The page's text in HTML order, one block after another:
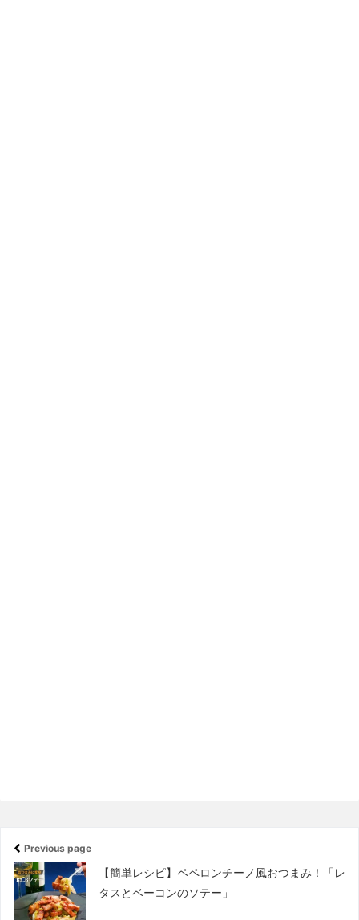
Previous page
【簡単レシピ】ペペロンチーノ風おつまみ！「レ
タスとベーコンのソテー」